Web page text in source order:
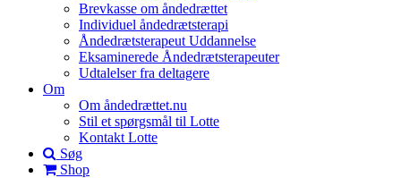
Brevkasse om åndedrættet
Individuel åndedrætsterapi
Åndedrætsterapeut Uddannelse
Eksaminerede Åndedrætsterapeuter
Udtalelser fra deltagere
Om
Om åndedrættet.nu
Stil et spørgsmål til Lotte
Kontakt Lotte
Søg
Shop